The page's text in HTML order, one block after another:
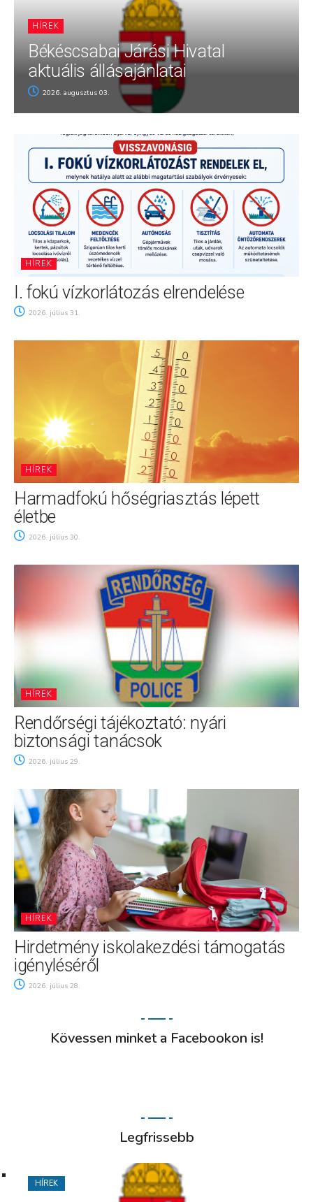
HÍREK
Békéscsabai Járási Hivatal
aktuális állásajánlatai
2026. augusztus 03.
HÍREK
I. fokú vízkorlátozás elrendelése
2026. július 31.
HÍREK
Harmadfokú hőségriasztás lépett
életbe
2026. július 30.
HÍREK
Rendőrségi tájékoztató: nyári
biztonsági tanácsok
2026. július 29.
HÍREK
Hirdetmény iskolakezdési támogatás
igényléséről
2026. július 28.
Kövessen minket a Facebookon is!
Legfrissebb
HÍREK